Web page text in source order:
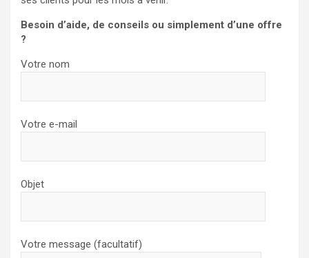
Besoin d’aide, de conseils ou simplement d’une offre
?
Votre nom
Votre e-mail
Objet
Votre message (facultatif)